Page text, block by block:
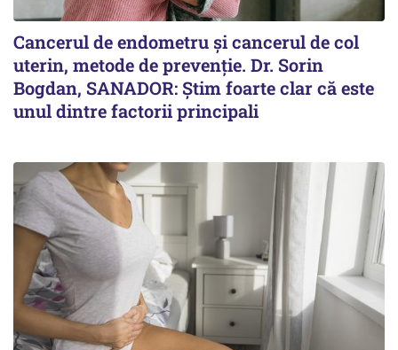
Cancerul de endometru și cancerul de col
uterin, metode de prevenție. Dr. Sorin
Bogdan, SANADOR: Știm foarte clar că este
unul dintre factorii principali